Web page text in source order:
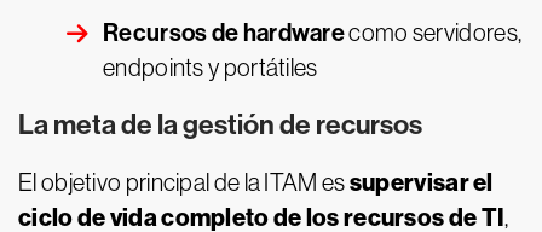
Recursos de hardwarecomo servidores,
endpoints y portátiles
La meta de la gestión de recursos
El objetivo principal de la ITAM essupervisar el
ciclo de vida completo de los recursos de TI,